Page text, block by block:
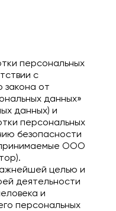
персональных
с
закона от
данных»
данных) и
персональных
безопасности
ООО
целью и
деятельности
и
персональных